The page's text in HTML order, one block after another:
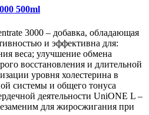
500ml
3000 – добавка, обладающая
и эффективна для:
веса; улучшение обмена
восстановления и длительной
уровня холестерина в
системы и общего тонуса
деятельности UniONE L –
для жиросжигания при